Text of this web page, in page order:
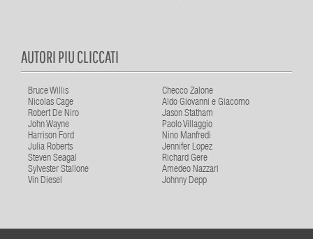
AUTORI PIU CLICCATI
Bruce Willis
Checco Zalone
Nicolas Cage
Aldo Giovanni e Giacomo
Robert De Niro
Jason Statham
John Wayne
Paolo Villaggio
Harrison Ford
Nino Manfredi
Julia Roberts
Jennifer Lopez
Steven Seagal
Richard Gere
Sylvester Stallone
Amedeo Nazzari
Vin Diesel
Johnny Depp